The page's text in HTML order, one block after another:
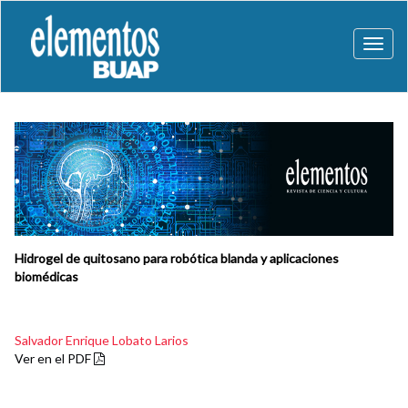
Hidrogel de quitosano para robótica blanda y aplicaciones
biomédicas
Salvador Enrique Lobato Larios
Ver en el PDF